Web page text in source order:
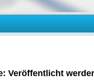
Veröffentlicht